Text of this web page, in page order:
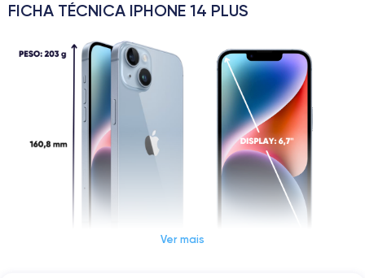
FICHA TÉCNICA IPHONE 14 PLUS
Ver mais